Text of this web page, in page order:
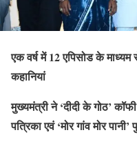
एक वर्ष में 12 एपिसोड के
कहानियां
मुख्यमंत्री ने ‘दीदी के गोठ’
पत्रिका एवं ‘मोर गांव मोर